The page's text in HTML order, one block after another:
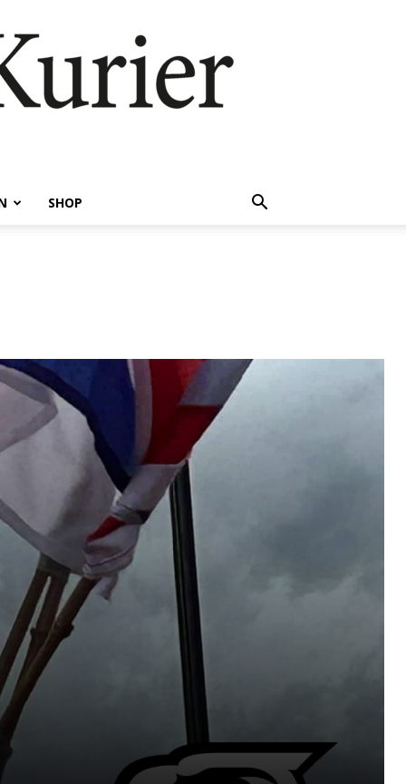
SHOP